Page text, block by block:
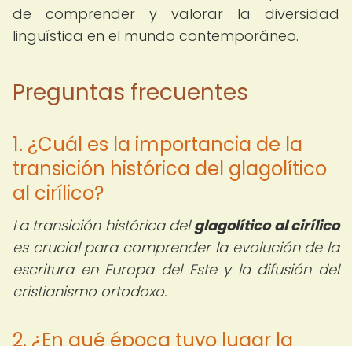
de comprender y valorar la diversidad
lingüística en el mundo contemporáneo.
Preguntas frecuentes
1. ¿Cuál es la importancia de la
transición histórica del glagolítico
al cirílico?
La transición histórica delglagolítico al cirílico
es crucial para comprender la evolución de la
escritura en Europa del Este y la difusión del
cristianismo ortodoxo.
2. ¿En qué época tuvo lugar la